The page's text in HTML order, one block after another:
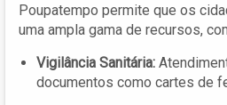
Poupatempo permite que os
uma ampla gama de recursos,
Vigilância Sanitária:
documentos como cartes de